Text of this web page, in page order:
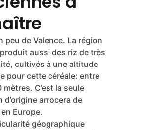
supplémentaire.
et
les
à
peu de Valence. La région